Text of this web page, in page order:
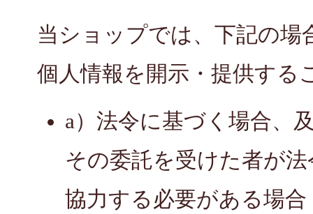
当ショップでは、下記の
個人情報を開示・提供する
a）法令に基づく場合、
その委託を受けた者が
協力する必要がある場合